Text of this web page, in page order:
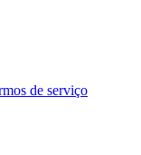
de serviço